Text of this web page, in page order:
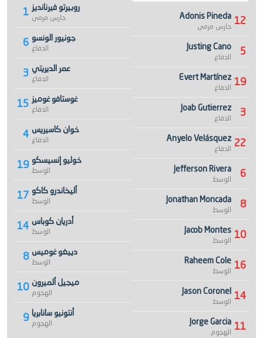
1 روبيرتو فيرنانديز
حارس مرمى
6 جونيور الونسو
الدفاع
3 عمر الديريتي
الدفاع
15 غوستافو غوميز
الدفاع
4 خوان كاسيريس
الدفاع
19 خوليو إنسيسكو
الوسط
17 أليخاندرو كاكو
الوسط
14 أدريان كوباس
الوسط
8 دييغو غوميس
الوسط
10 ميجيل ألميرون
الهجوم
9 أنتونيو سانابريا
الهجوم
12
Adonis Pineda
حارس مرمى
5
Justing Cano
الدفاع
19
Evert Martínez
الدفاع
3
Joab Gutierrez
الدفاع
22
Anyelo Velásquez
الدفاع
6
Jefferson Rivera
الوسط
8
Jonathan Moncada
الوسط
10
Jacob Montes
الوسط
16
Raheem Cole
الوسط
14
Jason Coronel
الوسط
11
Jorge Garcia
الهجوم